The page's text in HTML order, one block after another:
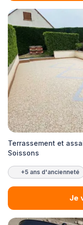
Terrassement et
Soissons
+5 ans d'ancienneté
Je